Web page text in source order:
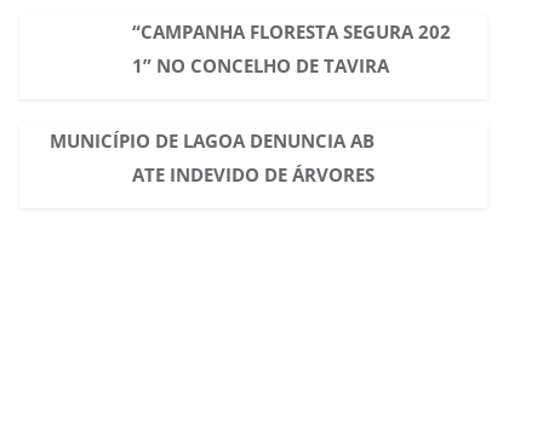
“CAMPANHA FLORESTA SEGURA 202
1” NO CONCELHO DE TAVIRA
MUNICÍPIO DE LAGOA DENUNCIA AB
ATE INDEVIDO DE ÁRVORES